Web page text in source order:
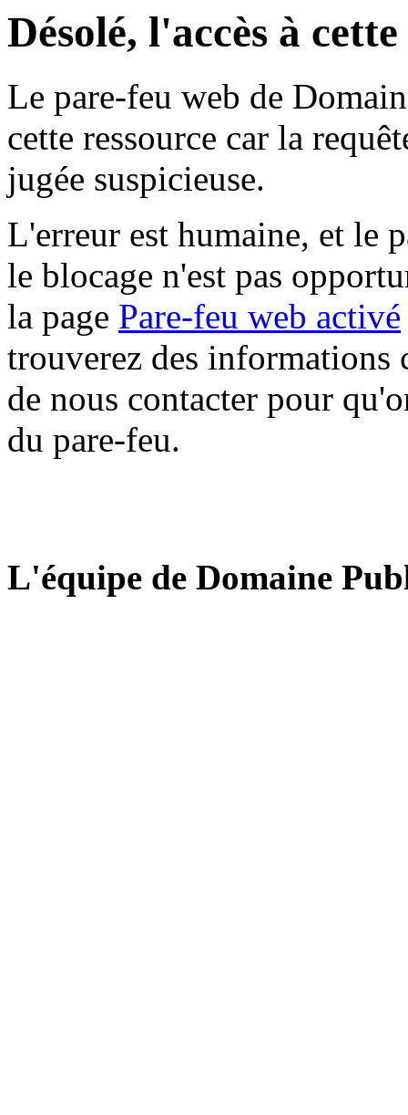
Désolé, l'accès à
Le pare-feu web de
cette ressource car la
jugée suspicieuse.
L'erreur est humaine, et le
le blocage n'est pas
la page Pare-feu web activé
trouverez des informations
de nous contacter pour
du pare-feu.
L'équipe de Domaine